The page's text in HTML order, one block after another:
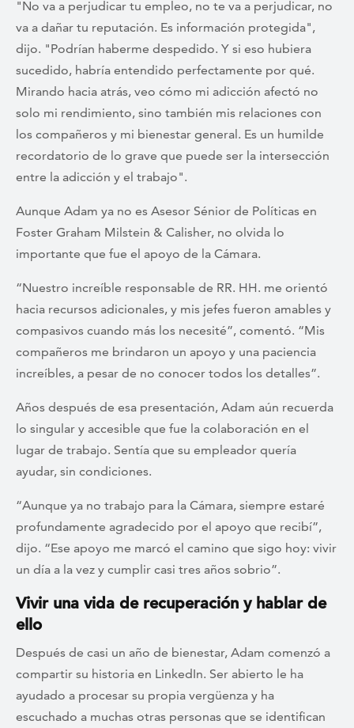
"No va a perjudicar tu empleo, no te va a perjudicar, no
va a dañar tu reputación. Es información protegida",
dijo. "Podrían haberme despedido. Y si eso hubiera
sucedido, habría entendido perfectamente por qué.
Mirando hacia atrás, veo cómo mi adicción afectó no
solo mi rendimiento, sino también mis relaciones con
los compañeros y mi bienestar general. Es un humilde
recordatorio de lo grave que puede ser la intersección
entre la adicción y el trabajo".
Aunque Adam ya no es Asesor Sénior de Políticas en
Foster Graham Milstein & Calisher, no olvida lo
importante que fue el apoyo de la Cámara.
“Nuestro increíble responsable de RR. HH. me orientó
hacia recursos adicionales, y mis jefes fueron amables y
compasivos cuando más los necesité”, comentó. “Mis
compañeros me brindaron un apoyo y una paciencia
increíbles, a pesar de no conocer todos los detalles”.
Años después de esa presentación, Adam aún recuerda
lo singular y accesible que fue la colaboración en el
lugar de trabajo. Sentía que su empleador quería
ayudar, sin condiciones.
“Aunque ya no trabajo para la Cámara, siempre estaré
profundamente agradecido por el apoyo que recibí”,
dijo. “Ese apoyo me marcó el camino que sigo hoy: vivir
un día a la vez y cumplir casi tres años sobrio”.
Vivir una vida de recuperación y hablar de
ello
Después de casi un año de bienestar, Adam comenzó a
compartir su historia en LinkedIn. Ser abierto le ha
ayudado a procesar su propia vergüenza y ha
escuchado a muchas otras personas que se identifican